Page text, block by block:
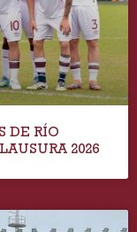
DE RÍO
2026